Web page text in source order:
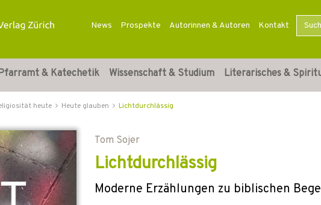
News Prospekte Autorinnen & Autoren Kontakt
& Katechetik Wissenschaft & Studium Literarisches &
heute Heute glauben Lichtdurchlässig
Tom Sojer
Lichtdurchlässig
Moderne Erzählungen zu biblischen